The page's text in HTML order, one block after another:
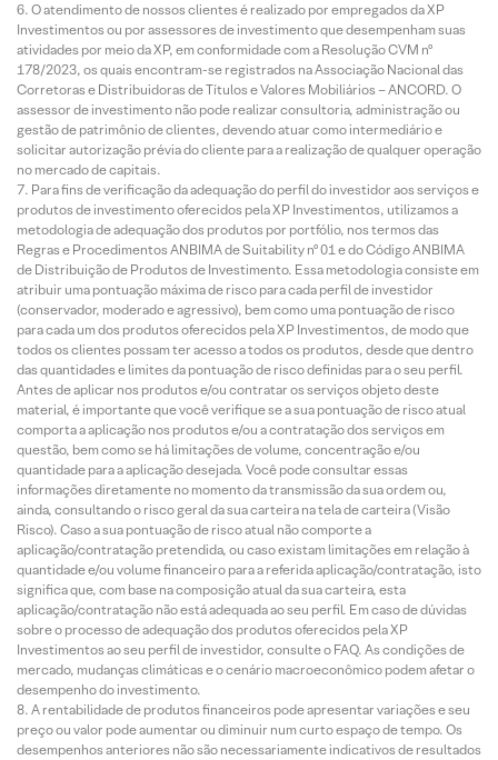
O atendimento de nossos clientes é realizado por empregados da XP
Investimentos ou por assessores de investimento que desempenham suas
atividades por meio da XP, em conformidade com a Resolução CVM nº
178/2023, os quais encontram-se registrados na Associação Nacional das
Corretoras e Distribuidoras de Títulos e Valores Mobiliários – ANCORD. O
assessor de investimento não pode realizar consultoria, administração ou
gestão de patrimônio de clientes, devendo atuar como intermediário e
solicitar autorização prévia do cliente para a realização de qualquer operação
no mercado de capitais.
Para fins de verificação da adequação do perfil do investidor aos serviços e
produtos de investimento oferecidos pela XP Investimentos, utilizamos a
metodologia de adequação dos produtos por portfólio, nos termos das
Regras e Procedimentos ANBIMA de Suitability nº 01 e do Código ANBIMA
de Distribuição de Produtos de Investimento. Essa metodologia consiste em
atribuir uma pontuação máxima de risco para cada perfil de investidor
(conservador, moderado e agressivo), bem como uma pontuação de risco
para cada um dos produtos oferecidos pela XP Investimentos, de modo que
todos os clientes possam ter acesso a todos os produtos, desde que dentro
das quantidades e limites da pontuação de risco definidas para o seu perfil.
Antes de aplicar nos produtos e/ou contratar os serviços objeto deste
material, é importante que você verifique se a sua pontuação de risco atual
comporta a aplicação nos produtos e/ou a contratação dos serviços em
questão, bem como se há limitações de volume, concentração e/ou
quantidade para a aplicação desejada. Você pode consultar essas
informações diretamente no momento da transmissão da sua ordem ou,
ainda, consultando o risco geral da sua carteira na tela de carteira (Visão
Risco). Caso a sua pontuação de risco atual não comporte a
aplicação/contratação pretendida, ou caso existam limitações em relação à
quantidade e/ou volume financeiro para a referida aplicação/contratação, isto
significa que, com base na composição atual da sua carteira, esta
aplicação/contratação não está adequada ao seu perfil. Em caso de dúvidas
sobre o processo de adequação dos produtos oferecidos pela XP
Investimentos ao seu perfil de investidor, consulte o FAQ. As condições de
mercado, mudanças climáticas e o cenário macroeconômico podem afetar o
desempenho do investimento.
A rentabilidade de produtos financeiros pode apresentar variações e seu
preço ou valor pode aumentar ou diminuir num curto espaço de tempo. Os
desempenhos anteriores não são necessariamente indicativos de resultados